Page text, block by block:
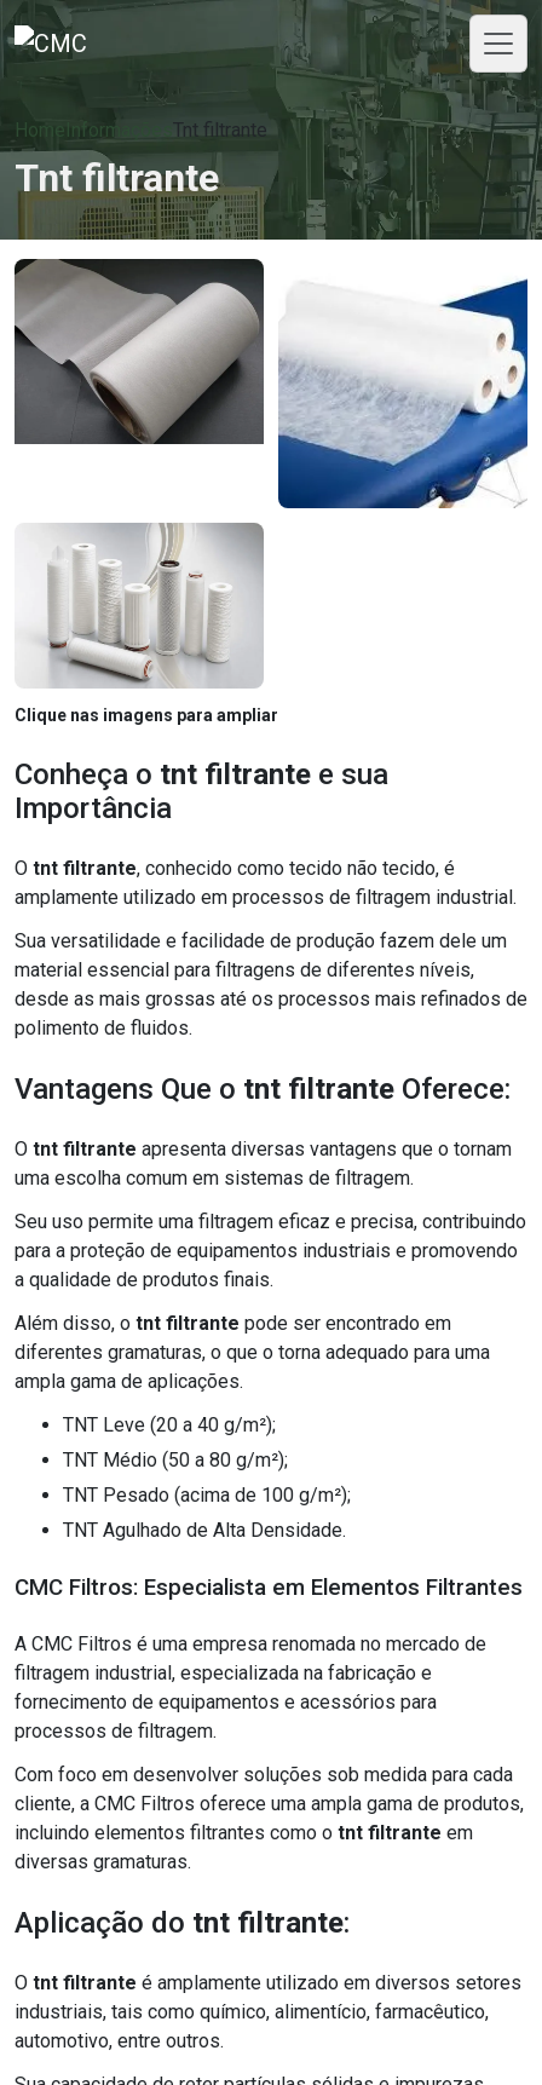
Home Informações Tnt filtrante
Tnt filtrante
Clique nas imagens para ampliar
Conheça o tnt filtrante e sua
Importância
O tnt filtrante, conhecido como tecido não tecido, é
amplamente utilizado em processos de filtragem industrial.
Sua versatilidade e facilidade de produção fazem dele um
material essencial para filtragens de diferentes níveis,
desde as mais grossas até os processos mais refinados de
polimento de fluidos.
Vantagens Que o tnt filtrante Oferece:
O tnt filtrante apresenta diversas vantagens que o tornam
uma escolha comum em sistemas de filtragem.
Seu uso permite uma filtragem eficaz e precisa, contribuindo
para a proteção de equipamentos industriais e promovendo
a qualidade de produtos finais.
Além disso, o tnt filtrante pode ser encontrado em
diferentes gramaturas, o que o torna adequado para uma
ampla gama de aplicações.
TNT Leve (20 a 40 g/m²);
TNT Médio (50 a 80 g/m²);
TNT Pesado (acima de 100 g/m²);
TNT Agulhado de Alta Densidade.
CMC Filtros: Especialista em Elementos Filtrantes
A CMC Filtros é uma empresa renomada no mercado de
filtragem industrial, especializada na fabricação e
fornecimento de equipamentos e acessórios para
processos de filtragem.
Com foco em desenvolver soluções sob medida para cada
cliente, a CMC Filtros oferece uma ampla gama de produtos,
incluindo elementos filtrantes como o tnt filtrante em
diversas gramaturas.
Aplicação do tnt filtrante:
O tnt filtrante é amplamente utilizado em diversos setores
industriais, tais como químico, alimentício, farmacêutico,
automotivo, entre outros.